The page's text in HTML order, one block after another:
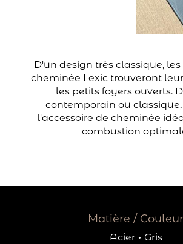
D'un design très classique,
cheminée Lexic trouveront
les petits foyers ouverts.
contemporain ou classique,
l'accessoire de cheminée
combustion
Matière / Couleur
Acier· Gris